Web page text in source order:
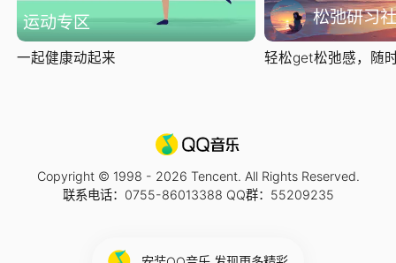
运动专区
一起健康动起来
松弛研习社
轻松get松弛感，随
Copyright © 1998 - 2026 Tencent. All Rights Reserved.
联系电话：0755-86013388 QQ群：55209235